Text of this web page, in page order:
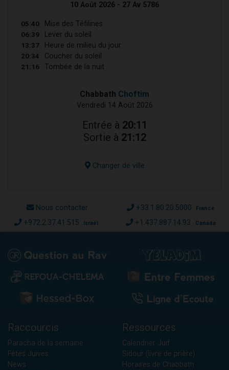
10 Août 2026 - 27 Av 5786
05:40 Mise des Téfilines
06:39 Lever du soleil
13:37 Heure de milieu du jour
20:34 Coucher du soleil
21:16 Tombée de la nuit
Chabbath Choftim
Vendredi 14 Août 2026
Entrée à 20:11
Sortie à 21:12
Changer de ville
Nous contacter +33.1.80.20.5000 France
+972.2.37.41.515 Israël +1.437.887.14.93 Canada
Raccourcis
Paracha de la semaine
Fêtes Juives
News
Ressources
Calendrier Juif
Sidour (livre de prière)
Horaires de Chabbath